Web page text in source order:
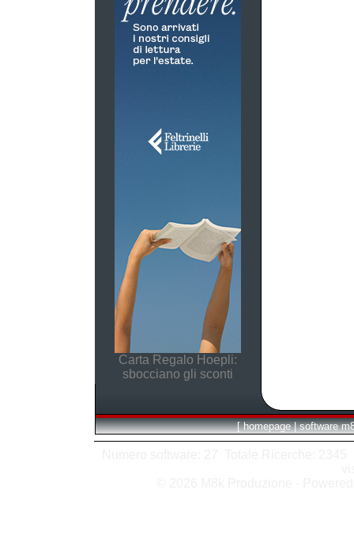
Carta Regalo Hoepli:
sbocciano gli sconti
[ homepage | software